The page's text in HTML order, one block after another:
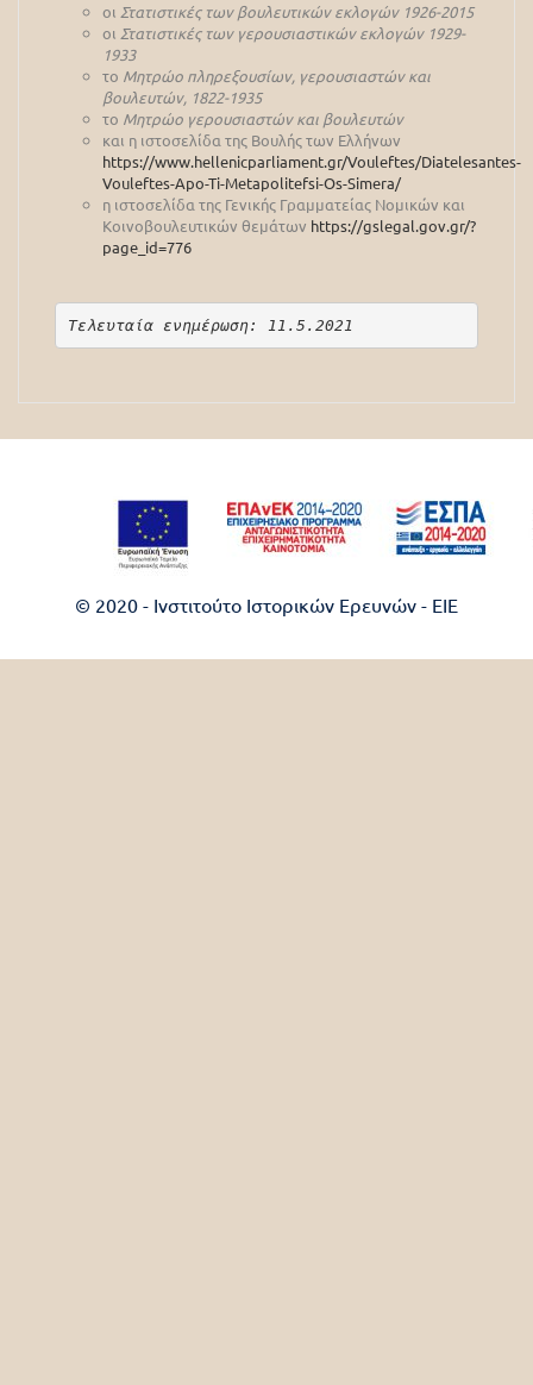
οι Στατιστικές των βουλευτικών εκλογών 1926-2015
οι Στατιστικές των γερουσιαστικών εκλογών 1929-
1933
το Μητρώο πληρεξουσίων, γερουσιαστών και
βουλευτών, 1822-1935
το Μητρώο γερουσιαστών και βουλευτών
και η ιστοσελίδα της Βουλής των Ελλήνων
https://www.hellenicparliament.gr/Vouleftes/Diatelesantes-
Vouleftes-Apo-Ti-Metapolitefsi-Os-Simera/
η ιστοσελίδα της Γενικής Γραμματείας Νομικών και
Κοινοβουλευτικών θεμάτων https://gslegal.gov.gr/?
page_id=776
Τελευταία ενημέρωση: 11.5.2021
© 2020 - Ινστιτούτο Ιστορικών Ερευνών - EIE